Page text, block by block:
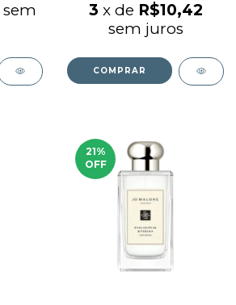
sem
3 x de R$10,42
sem juros
COMPRAR
21%
OFF